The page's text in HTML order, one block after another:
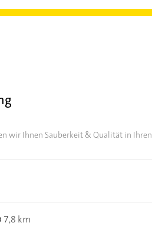
wir Ihnen Sauberkeit & Qualität in Ihren
7,8 km